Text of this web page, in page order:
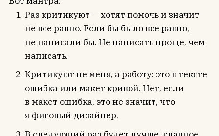
Раз критикуют — хотят помочь и значит
не все равно. Если бы было все равно,
не написали бы. Не написать проще, чем
написать.
Критикуют не меня, а работу: это в тексте
ошибка или макет кривой. Нет, если
в макет ошибка, это не значит, что
я фиговый дизайнер.